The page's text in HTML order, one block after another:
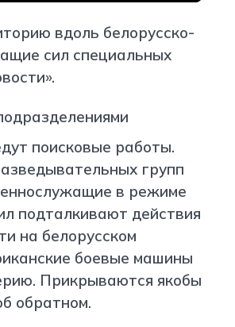
вдоль белорусско-
сил специальных
поисковые работы.
групп
в режиме
подталкивают действия
на белорусском
боевые машины
Прикрываются якобы
обратном.